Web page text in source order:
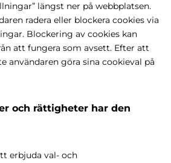
längst ner på webbplatsen.
radera eller blockera cookies via
Blockering av cookies kan
att fungera som avsett. Efter att
användaren göra sina cookieval på
och rättigheter har den
erbjuda val- och